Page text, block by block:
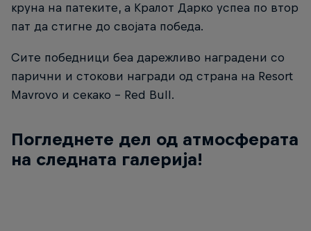
круна на патеките, а Кралот Дарко успеа по втор
пат да стигне до својата победа.
Сите победници беа дарежливо наградени со
парични и стокови награди од страна на Resort
Mavrovo и секако - Red Bull.
Погледнете дел од атмосферата
на следната галерија!